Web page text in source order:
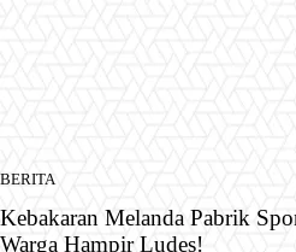
BERITA
Kebakaran Melanda Pabrik
Warga Hampir Ludes!